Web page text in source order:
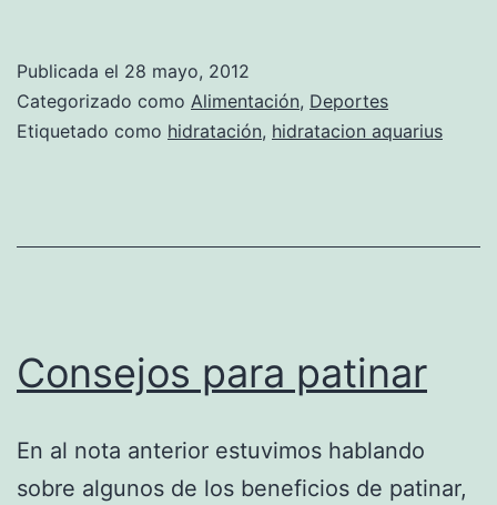
Publicada el 28 mayo, 2012
Categorizado como Alimentación, Deportes
Etiquetado como hidratación, hidratacion aquarius
Consejos para patinar
En al nota anterior estuvimos hablando
sobre algunos de los beneficios de patinar,